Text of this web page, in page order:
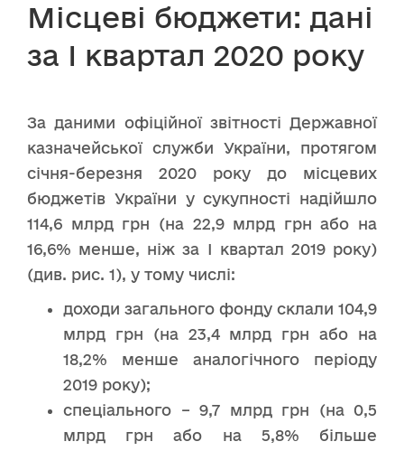
Місцеві бюджети: дані
за І квартал 2020 року
За даними офіційної звітності Державної
казначейської служби України, протягом
січня-березня 2020 року до місцевих
бюджетів України у сукупності надійшло
114,6 млрд грн (на 22,9 млрд грн або на
16,6% менше, ніж за І квартал 2019 року)
(див. рис. 1), у тому числі:
доходи загального фонду склали 104,9
млрд грн (на 23,4 млрд грн або на
18,2% менше аналогічного періоду
2019 року);
спеціального – 9,7 млрд грн (на 0,5
млрд грн або на 5,8% більше